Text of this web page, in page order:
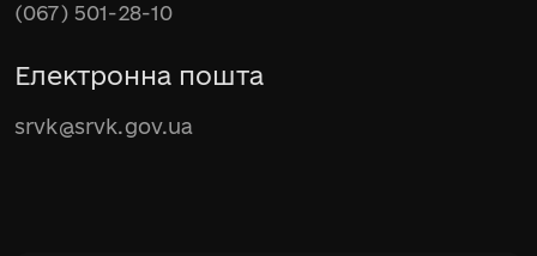
(067) 501-28-10
Електронна пошта
srvk@srvk.gov.ua